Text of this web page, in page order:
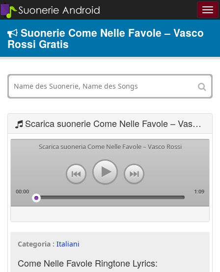
Suonerie Come Nelle Favole – Vasco
Rossi Gratis
Scarica suonerie Come Nelle Favole – Vasco Rossi
Scarica suoneria Come Nelle Favole – Vasco Rossi
00:00 1:09
Categoria : Italiani
Come Nelle Favole Ringtone Lyrics: